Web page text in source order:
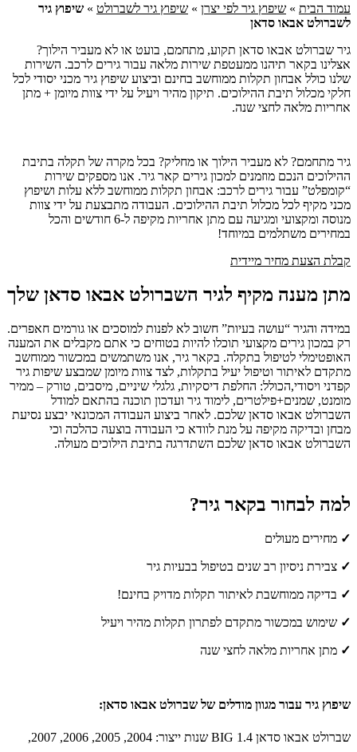
עמוד הבית » שיפוץ גיר לפי יצרן » שיפוץ גיר לשברולט » שיפוץ גיר
לשברולט אבאו סדאן
גיר שברולט אבאו סדאן תקוע, מתחמם, בועט או לא מעביר הילוך?
אצלינו בקאר תיהנו ממעטפת שירות מלאה עבור גירים לרכב. השירות
שלנו כולל אבחון תקלות ממוחשב בחינם וביצוע שיפוץ גיר מכני יסודי לכל
חלקי מכלול תיבת ההילוכים. תיקון מהיר ויעיל על ידי צוות מיומן + מתן
אחריות מלאה לחצי שנה.
גיר מתחמם? לא מעביר הילוך או מחליק? בכל מקרה של תקלה בתיבת
ההילוכים הנכם מוזמנים למכון גירים קאר גיר. אנו מספקים שירות
“קומפלט” עבור גירים לרכב: אבחון תקלות ממוחשב ללא עלות ושיפוץ
מכני מקיף לכל מכלול תיבת ההילוכים. העבודה מתבצעת על ידי צוות
מנוסה ומקצועי ומגיעה עם מתן אחריות מקיפה ל-6 חודשים והכל
במחירים משתלמים במיוחד!
קבלת הצעת מחיר מיידית
מתן מענה מקיף לגיר השברולט אבאו סדאן שלך
במידה והגיר “עושה בעיות” חשוב לא לפנות למוסכים או גורמים חאפרים.
רק במכון גירים מקצועי תוכלו להיות בטוחים כי אתם מקבלים את המענה
האופטימלי לטיפול בתקלה. בקאר גיר, אנו משתמשים במכשור ממוחשב
מתקדם לאיתור וטיפול יעיל בתקלות, לצד צוות מיומן שמבצע שיפות גיר
קפדני ויסודי,הכולל: החלפת דיסקיות, גלגלי שיניים, מיסבים, טורק – ממיר
מומנט, שמנים+פילטרים, לימוד גיר ועדכון תוכנה בהתאם למודל
השברולט אבאו סדאן שלכם. לאחר ביצוע העבודה המכונאי יבצע נסיעת
מבחן ובדיקה מקיפה על מנת לוודא כי העבודה בוצעה כהלכה וכי
השברולט אבאו סדאן שלכם השתדרגה בתיבת הילוכים מעולה.
למה לבחור בקאר גיר?
✓ מחירים מעולים
✓ צבירת ניסיון רב שנים בטיפול בבעיות גיר
✓ בדיקה ממוחשבת לאיתור תקלות מדויק בחינם!
✓ שימוש במכשור מתקדם לפתרון תקלות מהיר ויעיל
✓ מתן אחריות מלאה לחצי שנה
שיפוץ גיר עבור מגוון מודלים של שברולט אבאו סדאן:
שברולט אבאו סדאן 1.4 BIG שנות ייצור: 2004, 2005, 2006, 2007,